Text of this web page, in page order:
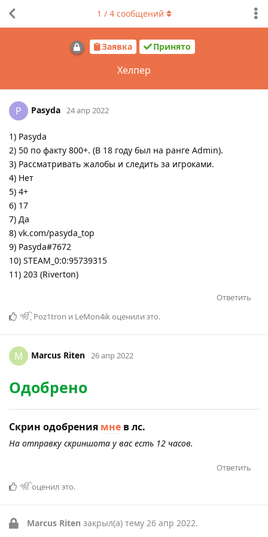
Заявка Принято
Хелпер
1 / 4сообщений
P Pasyda 24 апр 2022
1) Pasyda
2) 50 по факту 800+. (В 18 году был на ранге Admin).
3) Рассматривать жалобы и следить за игроками.
4) Нет
5) 4+
6) 17
7) Да
8) vk.com/pasyda_top
9) Pasyda#7672
10) STEAM_0:0:95739315
11) 203 (Riverton)
Ответить
ੴ,Poz1tron и LeMon4ikоценили это.
M Marcus Riten 26 апр 2022
Одобрено
Скрин одобрения мне в лс.
На отправку скриншота у вас есть 12 часов.
Ответить
ੴоценил это.
Marcus Riten закрыл(а) тему 26 апр 2022.